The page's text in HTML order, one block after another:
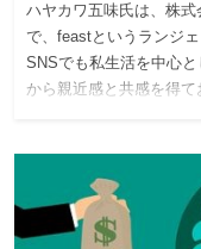
ハヤカワ五味氏は、株
で、feastというランジ
SNSでも私生活を中心
から親近感と共感を得